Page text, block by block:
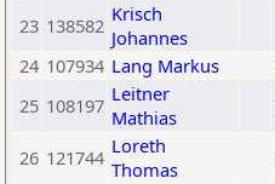
23 138582 Krisch
Johannes
24 107934 Lang Markus
25 108197 Leitner
Mathias
26 121744 Loreth
Thomas